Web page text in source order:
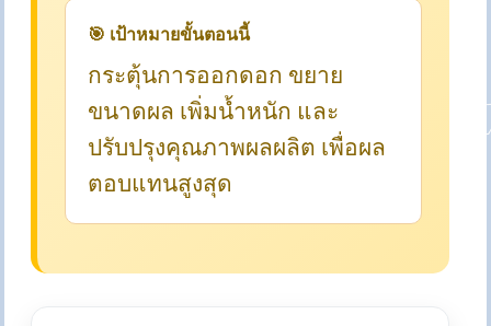
🎯 เป้าหมายขั้นตอนนี้
กระตุ้นการออกดอก ขยาย
ขนาดผล เพิ่มน้ำหนัก และ
ปรับปรุงคุณภาพผลผลิต เพื่อผล
ตอบแทนสูงสุด